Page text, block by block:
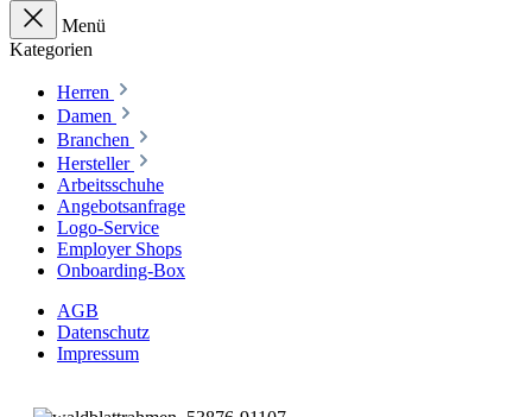
Menü
Kategorien
Herren
Damen
Branchen
Hersteller
Arbeitsschuhe
Angebotsanfrage
Logo-Service
Employer Shops
Onboarding-Box
AGB
Datenschutz
Impressum